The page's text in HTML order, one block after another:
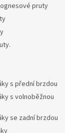
pruty
s přední brzdou
s volnoběžnou
se zadní brzdou